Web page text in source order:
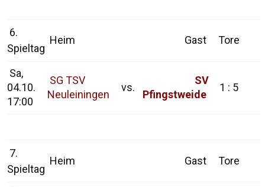
6.
Spieltag
Heim Gast Tore
Sa,
04.10.
17:00
SG TSV
Neuleiningen
vs.
SV
Pfingstweide
1 : 5
7.
Spieltag
Heim Gast Tore